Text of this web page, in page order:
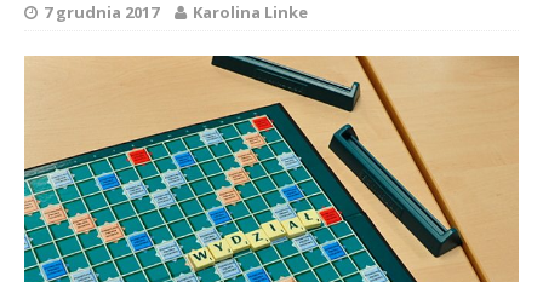
7 grudnia 2017 Karolina Linke